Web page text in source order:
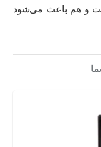
و هم باعث می‌شود